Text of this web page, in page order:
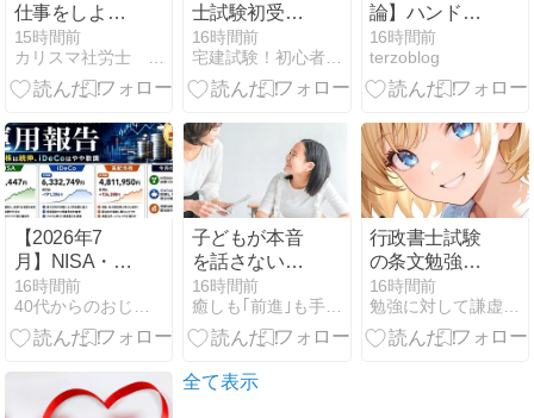
仕事をしよう
か・・・・
15時間前
カリスマ社労士 上川謙吾の軌跡
士試験初受験
に向けて☆9
月からの宅建
士合格のため
16時間前
宅建試験！初心者のための一発合格サイト
論】ハンドル
から片手が離
せるリラック
スフォーム！
トに駆け抜け
るライディン
グ？
16時間前
terzoblog
【2026年7
月】NISA・
iDeCo・高配
当株運用報告
｜高配当株は
16時間前
40代からのおじさん生活
子どもが本音
を話さないの
はなぜ？先
生・保育士が
知っておきた
くコミュニケ
16時間前
癒しも｢前進｣も手に入れる！実践版
行政書士試験
の条文勉強法
｜違う文言に
は、違う理由
がある
16時間前
勉強に対して謙虚であり続けるためのおぼえがき
全て表示